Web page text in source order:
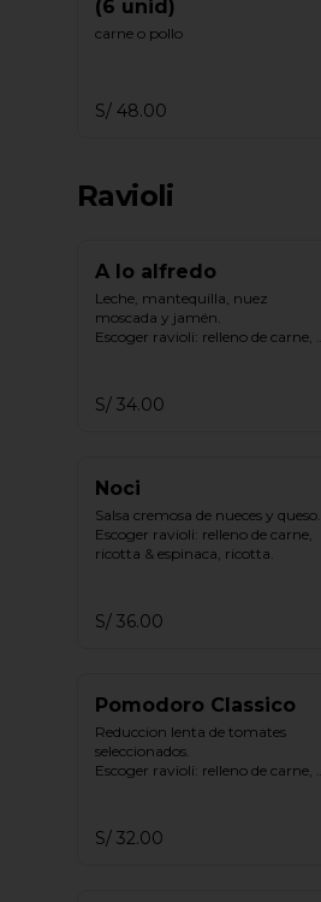
(6 unid)
carne o pollo
S/ 48.00
Ravioli
A lo alfredo
Leche, mantequilla, nuez
moscada y jamén.
Escoger ravioli: relleno de carne,
S/ 34.00
Noci
Salsa cremosa de nueces y queso.
Escoger ravioli: relleno de carne,
ricotta & espinaca, ricotta.
S/ 36.00
Pomodoro Classico
Reduccion lenta de tomates
seleccionados.
Escoger ravioli: relleno de carne,
S/ 32.00